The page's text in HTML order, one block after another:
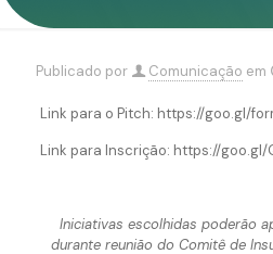
Publicado por Comunicação em
Link para o Pitch: https://goo.gl/
Link para Inscrição: https://goo.gl/
Iniciativas escolhidas poderão
durante reunião do Comitê de